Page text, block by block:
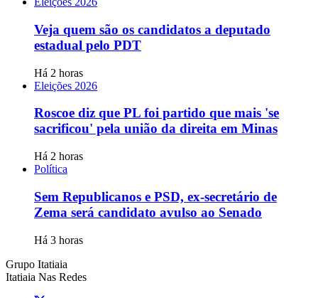
Veja quem são os candidatos a deputado
estadual pelo PDT
Há 2 horas
Eleições 2026
Roscoe diz que PL foi partido que mais 'se
sacrificou' pela união da direita em Minas
Há 2 horas
Política
Sem Republicanos e PSD, ex-secretário de
Zema será candidato avulso ao Senado
Há 3 horas
Grupo Itatiaia
Itatiaia Nas Redes